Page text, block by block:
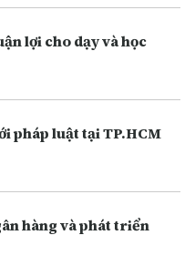
lợi cho dạy và học
pháp luật tại TP.HCM
hàng và phát triển